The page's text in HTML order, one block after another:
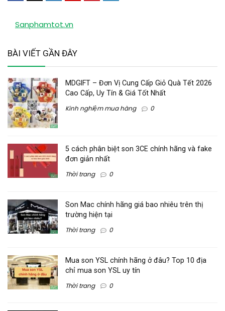
Sanphamtot.vn
BÀI VIẾT GẦN ĐÂY
MDGIFT – Đơn Vị Cung Cấp Giỏ Quà Tết 2026
Cao Cấp, Uy Tín & Giá Tốt Nhất
Kinh nghiệm mua hàng 0
5 cách phân biệt son 3CE chính hãng và fake
đơn giản nhất
Thời trang 0
Son Mac chính hãng giá bao nhiêu trên thị
trường hiện tại
Thời trang 0
Mua son YSL chính hãng ở đâu? Top 10 địa
chỉ mua son YSL uy tín
Thời trang 0